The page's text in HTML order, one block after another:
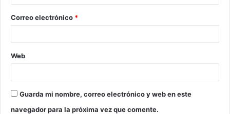
Correo electrónico *
Web
Guarda mi nombre, correo electrónico y web en este
navegador para la próxima vez que comente.